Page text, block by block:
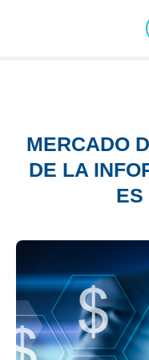
MERCADO
DE LA
ES